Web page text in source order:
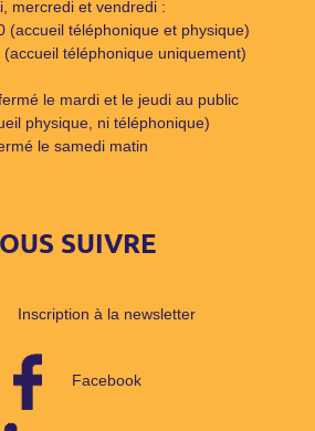
mercredi et vendredi :
(accueil téléphonique et physique)
téléphonique uniquement)
le mardi et le jeudi au public
physique, ni téléphonique)
le samedi matin
SUIVRE
Inscription à la newsletter
Facebook